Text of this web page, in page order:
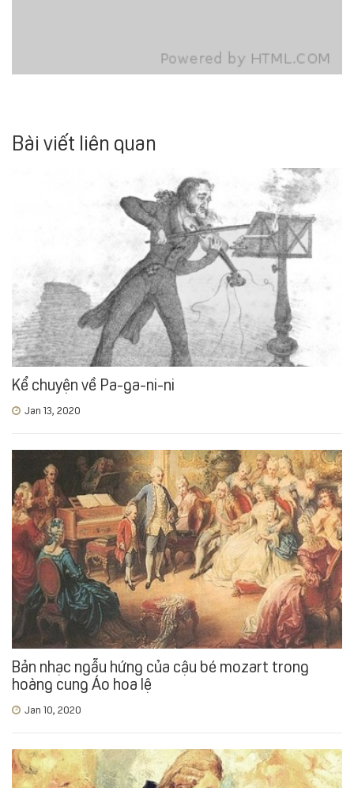
Bài viết liên quan
Kể chuyện về Pa-ga-ni-ni
Jan 13, 2020
Bản nhạc ngẫu hứng của cậu bé mozart trong
hoàng cung Áo hoa lệ
Jan 10, 2020